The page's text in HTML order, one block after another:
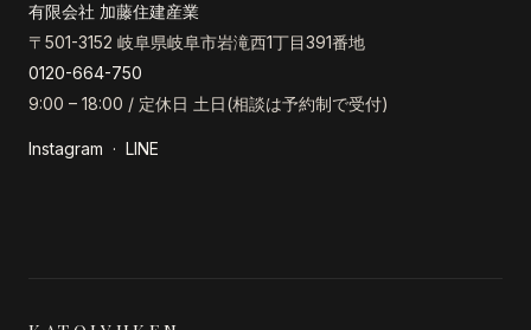
有限会社 加藤住建産業
〒501-3152 岐阜県岐阜市岩滝西1丁目391番地
0120-664-750
9:00 – 18:00 / 定休日 土日(相談は予約制で受付)
Instagram · LINE